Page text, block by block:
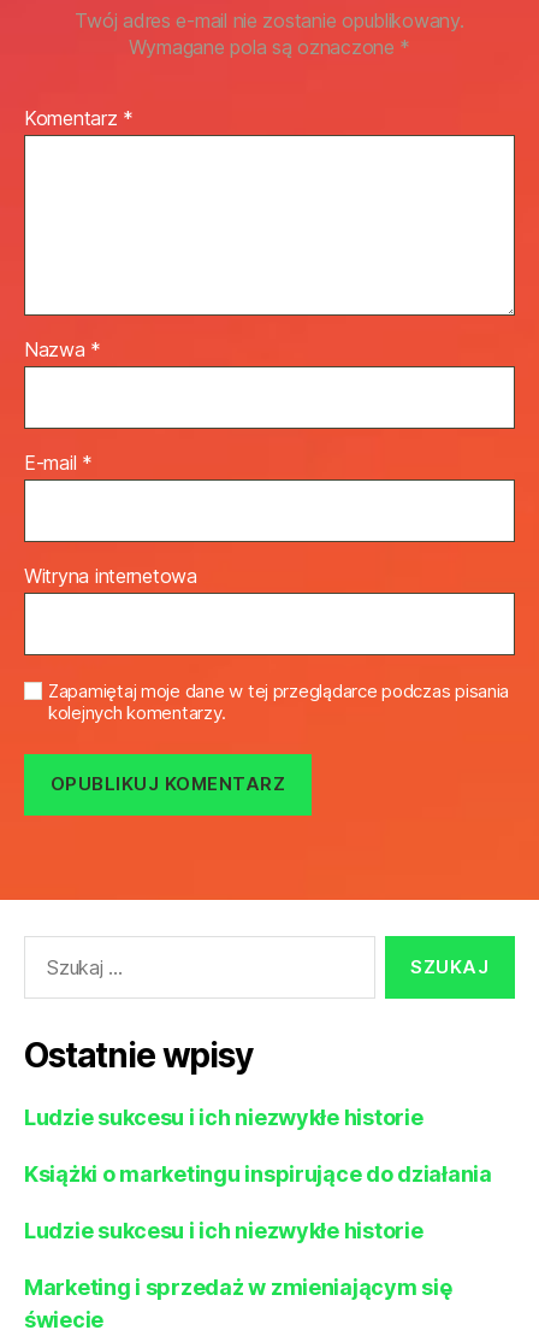
Twój adres e-mail nie zostanie opublikowany.
Wymagane pola są oznaczone *
Komentarz *
Nazwa *
E-mail *
Witryna internetowa
Zapamiętaj moje dane w tej przeglądarce podczas pisania
kolejnych komentarzy.
Ostatnie wpisy
Ludzie sukcesu i ich niezwykłe historie
Książki o marketingu inspirujące do działania
Ludzie sukcesu i ich niezwykłe historie
Marketing i sprzedaż w zmieniającym się
świecie